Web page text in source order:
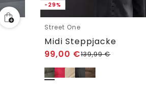
-29%
Street One
Midi Steppjacke
99,00 €139,99€